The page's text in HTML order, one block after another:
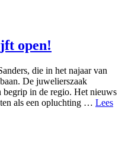
open!
die in het najaar van
De juwelierszaak
begrip in de regio. Het nieuws
als een opluchting … Lees